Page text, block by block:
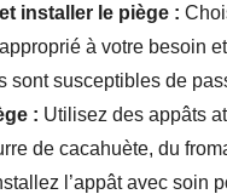
installer le piège :
à votre besoin
sont susceptibles de
: Utilisez des appâts
de cacahuète, du
l’appât avec soin